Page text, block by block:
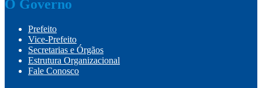
O Governo
Prefeito
Vice-Prefeito
Secretarias e Órgãos
Estrutura Organizacional
Fale Conosco